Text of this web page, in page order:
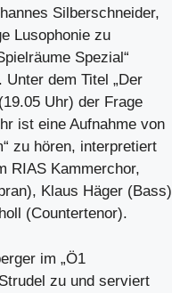
Silberschneider,
Lusophonie zu
Spezial“
dem Titel „Der
Uhr) der Frage
ist eine Aufnahme von
zu hören, interpretiert
RIAS Kammerchor,
Klaus Häger (Bass)
(Countertenor).
im „Ö1
zu und serviert